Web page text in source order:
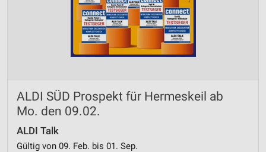
ALDI SÜD Prospekt für Hermeskeil ab
Mo. den 09.02.
ALDI Talk
Gültig von 09. Feb. bis 01. Sep.